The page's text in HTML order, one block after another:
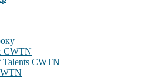
CWTN
Talents CWTN